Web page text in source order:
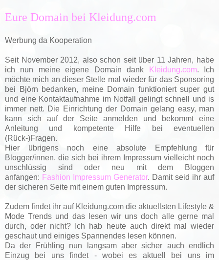
Eure Domain bei Kleidung.com
Werbung da Kooperation
Seit November 2012, also schon seit über 11 Jahren, habe
ich nun meine eigene Domain dank
Kleidung.com. Ich
möchte mich an dieser Stelle mal wieder für das Sponsoring
bei Björn bedanken, meine Domain funktioniert super gut
und eine Kontaktaufnahme im Notfall gelingt schnell und is
immer nett. Die Einrichtung der Domain gelang easy, man
kann sich auf der Seite anmelden und bekommt eine
Anleitung und kompetente Hilfe bei eventuellen
(Rück-)Fragen.
Hier übrigens noch eine absolute Empfehlung für
Blogger/innen, die sich bei ihrem Impressum vielleicht noch
unschlüssig sind oder neu mit dem Bloggen
anfangen: Fashion Impressum Generator. Damit seid ihr auf
der sicheren Seite mit einem guten Impressum.
Zudem findet ihr auf Kleidung.com die aktuellsten Lifestyle &
Mode Trends und das lesen wir uns doch alle gerne mal
durch, oder nicht? Ich hab heute auch direkt mal wieder
geschaut und einiges Spannendes lesen können.
Da der Frühling nun langsam aber sicher auch endlich
Einzug bei uns findet - wobei es aktuell bei uns im